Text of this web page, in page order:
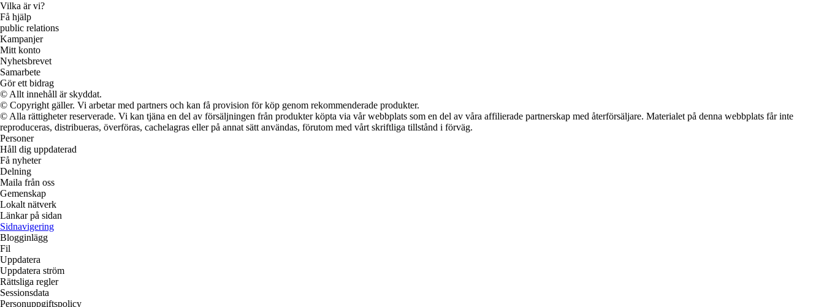
Vilka är vi?
Få hjälp
public relations
Kampanjer
Mitt konto
Nyhetsbrevet
Samarbete
Gör ett bidrag
© Allt innehåll är skyddat.
© Copyright gäller. Vi arbetar med partners och kan få provision för köp genom rekommenderade produkter.
© Alla rättigheter reserverade. Vi kan tjäna en del av försäljningen från produkter köpta via vår webbplats som en del av våra affilierade partnerskap med återförsäljare. Materialet på denna webbplats får inte
reproduceras, distribueras, överföras, cachelagras eller på annat sätt användas, förutom med vårt skriftliga tillstånd i förväg.
Personer
Håll dig uppdaterad
Få nyheter
Delning
Maila från oss
Gemenskap
Lokalt nätverk
Länkar på sidan
Sidnavigering
Blogginlägg
Fil
Uppdatera
Uppdatera ström
Rättsliga regler
Sessionsdata
Personuppgiftspolicy